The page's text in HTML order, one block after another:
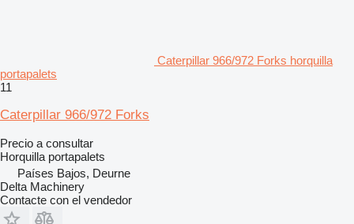
Caterpillar 966/972 Forks horquilla
portapalets
11
Caterpillar 966/972 Forks
Precio a consultar
Horquilla portapalets
Países Bajos, Deurne
Delta Machinery
Contacte con el vendedor